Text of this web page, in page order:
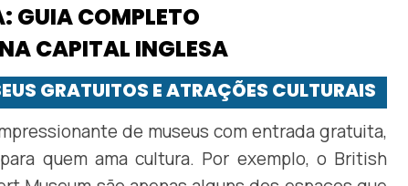
GUIA COMPLETO
CAPITAL INGLESA
GRATUITOS E ATRAÇÕES CULTURAIS
de museus com entrada gratuita,
quem ama cultura. Por exemplo, o British